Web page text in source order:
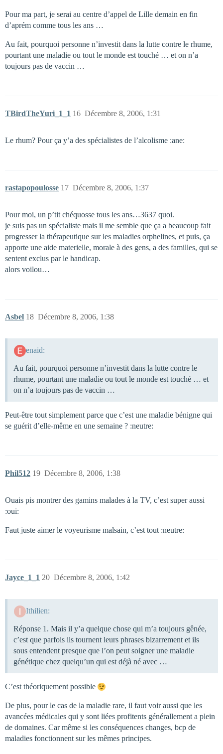
Pour ma part, je serai au centre d’appel de Lille demain en fin
d’aprém comme tous les ans …
Au fait, pourquoi personne n’investit dans la lutte contre le rhume,
pourtant une maladie ou tout le monde est touché … et on n’a
toujours pas de vaccin …
TBirdTheYuri_1_1 Décembre 8, 2006, 1:31
16
Le rhum? Pour ça y’a des spécialistes de l’alcolisme :ane:
rastapopoulosse Décembre 8, 2006, 1:37
17
Pour moi, un p’tit chéquosse tous les ans…3637 quoi.
je suis pas un spécialiste mais il me semble que ça a beaucoup fait
progresser la thérapeutique sur les maladies orphelines, et puis, ça
apporte une aide materielle, morale à des gens, a des familles, qui se
sentent exclus par le handicap.
alors voilou…
Asbel Décembre 8, 2006, 1:38
18
enaid:
Au fait, pourquoi personne n’investit dans la lutte contre le
rhume, pourtant une maladie ou tout le monde est touché … et
on n’a toujours pas de vaccin …
Peut-être tout simplement parce que c’est une maladie bénigne qui
se guérit d’elle-même en une semaine ? :neutre:
Phil512 Décembre 8, 2006, 1:38
19
Ouais pis montrer des gamins malades à la TV, c’est super aussi
:oui:
Faut juste aimer le voyeurisme malsain, c’est tout :neutre:
Jayce_1_1 Décembre 8, 2006, 1:42
20
Ithilien:
Réponse 1. Mais il y’a quelque chose qui m’a toujours gênée,
c’est que parfois ils tournent leurs phrases bizarrement et ils
sous entendent presque que l’on peut soigner une maladie
génétique chez quelqu’un qui est déjà né avec …
C’est théoriquement possible
De plus, pour le cas de la maladie rare, il faut voir aussi que les
avancées médicales qui y sont liées profitents générallement a plein
de domaines. Car même si les conséquences changes, bcp de
maladies fonctionnent sur les mêmes principes.